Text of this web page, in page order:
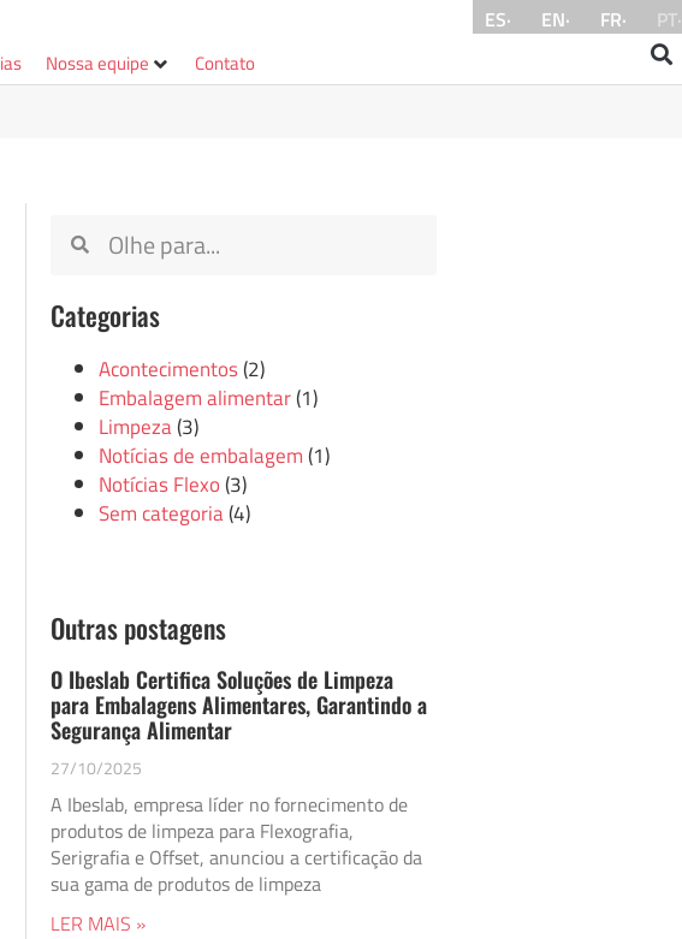
ES· EN· FR· PT·
Nossa equipe
Contato
Categorias
Acontecimentos(2)
Embalagem alimentar(1)
Limpeza(3)
Notícias de embalagem(1)
Notícias Flexo(3)
Sem categoria(4)
Outras postagens
O Ibeslab Certifica Soluções de Limpeza
para Embalagens Alimentares, Garantindo a
Segurança Alimentar
27/10/2025
A Ibeslab, empresa líder no fornecimento de
produtos de limpeza para Flexografia,
Serigrafia e Offset, anunciou a certificação da
sua gama de produtos de limpeza
LER MAIS »